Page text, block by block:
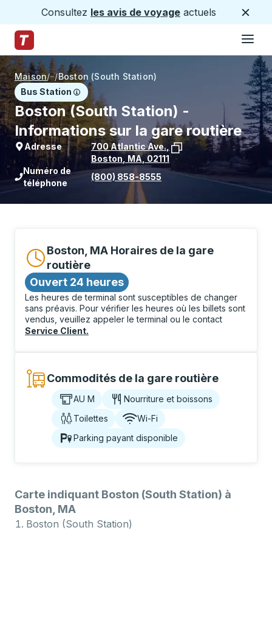
Consultez les avis de voyage actuels
Page d'accueil des sentiers
Maison/ /Boston (South Station)
Bus Station
Boston (South Station) -
Informations sur la gare routière
Adresse 700 Atlantic Ave.
Boston MA, 02111
Voir l'emplacement de l'arrêt sur
Numéro de
téléphone
(800) 858-8555
Boston, MA Horaires de la gare
routière
Ouvert 24 heures
Les heures de terminal sont susceptibles de changer
sans préavis. Pour vérifier les heures où les billets sont
vendus, veuillez appeler le terminal ou le contact
Service Client.
Commodités de la gare routière
AU M
Nourriture et boissons
Toilettes
Wi-Fi
Parking payant disponible
Carte indiquant Boston (South Station) à
Boston, MA
Boston (South Station)